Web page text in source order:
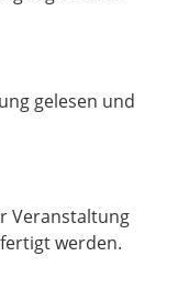
gelesen und
Veranstaltung
werden.